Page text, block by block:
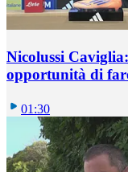
Nicolussi
opportunità di
01:30